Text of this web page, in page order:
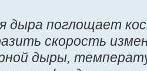
дыра поглощает
скорость
дыры,